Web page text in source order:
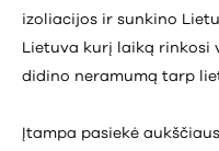
izoliacijos ir sunkino
Lietuva kurį laiką rinkosi
didino neramumą tarp
Įtampa pasiekė